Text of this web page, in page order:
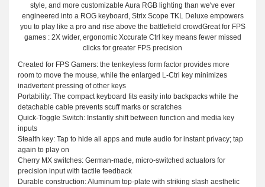
style, and more customizable Aura RGB lighting than we've ever
engineered into a ROG keyboard, Strix Scope TKL Deluxe empowers
you to play like a pro and rise above the battlefield crowdGreat for FPS
games : 2X wider, ergonomic Xccurate Ctrl key means fewer missed
clicks for greater FPS precision
Created for FPS Gamers: the tenkeyless form factor provides more
room to move the mouse, while the enlarged L-Ctrl key minimizes
inadvertent pressing of other keys
Portability: The compact keyboard fits easily into backpacks while the
detachable cable prevents scuff marks or scratches
Quick-Toggle Switch: Instantly shift between function and media key
inputs
Stealth key: Tap to hide all apps and mute audio for instant privacy; tap
again to play on
Cherry MX switches: German-made, micro-switched actuators for
precision input with tactile feedback
Durable construction: Aluminum top-plate with striking slash aesthetic